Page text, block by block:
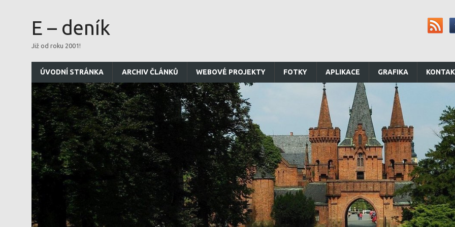
E – deník
Již od roku 2001!
ÚVODNÍ STRÁNKA ARCHIV ČLÁNKŮ WEBOVÉ PROJEKTY FOTKY APLIKACE GRAFIKA